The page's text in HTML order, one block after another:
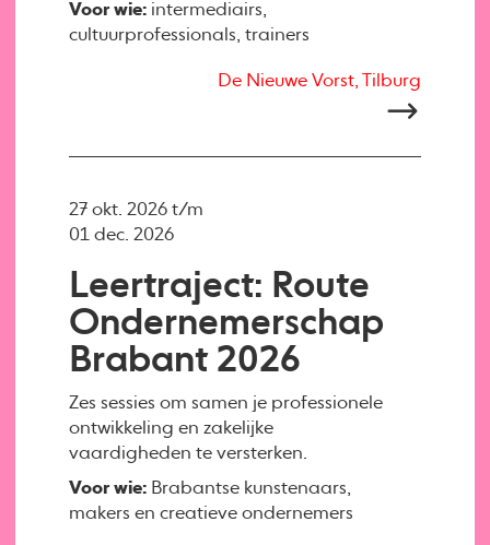
Voor wie: intermediairs,
cultuurprofessionals, trainers
De Nieuwe Vorst, Tilburg
Leertraject: Route
Ondernemerschap
Brabant 2026
Zes sessies om samen je professionele
ontwikkeling en zakelijke
vaardigheden te versterken.
Voor wie: Brabantse kunstenaars,
makers en creatieve ondernemers
27 okt. 2026 t/m
01 dec. 2026